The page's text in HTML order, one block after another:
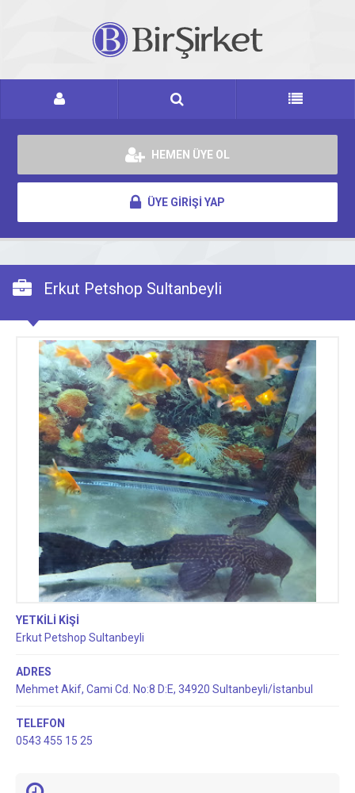
HEMEN ÜYE OL
ÜYE GİRİŞİ YAP
Erkut Petshop Sultanbeyli
YETKİLİ KİŞİ
Erkut Petshop Sultanbeyli
ADRES
Mehmet Akif, Cami Cd. No:8 D:E, 34920 Sultanbeyli/İstanbul
TELEFON
0543 455 15 25